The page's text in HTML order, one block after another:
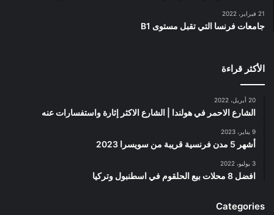
21 فبراير، 2022
جامعات فرنسا التي تقبل مستوى B1
الأكثر قراءة
20 أبريل، 2022
الشارع الاحمر في هولندا | الشارع الاكثر إثارة واستفسارات عنه
9 يناير، 2023
أشهر 5 مدن فرنسية قريبة من سويسرا 2023
3 يوليو، 2022
افضل 8 محلات بيع الحلقوم في اسطنبول وتركيا
Categories